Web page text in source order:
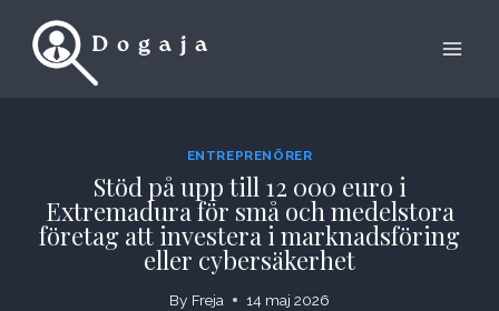
ENTREPRENÖRER
Stöd på upp till 12 000 euro i
Extremadura för små och medelstora
företag att investera i marknadsföring
eller cybersäkerhet
By Freja 14 maj 2026